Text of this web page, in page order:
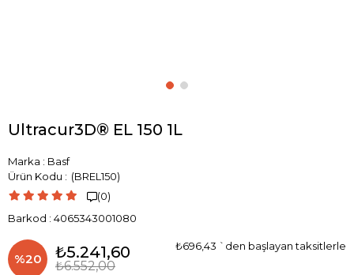
Ultracur3D® EL 150 1L
Marka : Basf
(BREL150)
(0)
Barkod : 4065343001080
₺6.552,00
₺5.241,60
%20
₺696,43 `den başlayan taksitlerle